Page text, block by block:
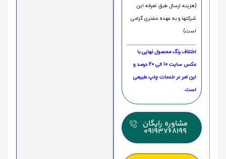
(هزینه ارسال طبق تعرفه این
شرکتها و به عهده مشتری گرامی
است)
اختلاف رنگ محصول نهایی با
عکس سایت 10 الی 20 درصد و
این امر در خدمات چاپ طبیعی
است.
مشاوره رایگان
09193768199